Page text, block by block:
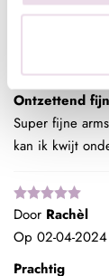
Op
Ontzettend
Super fijne
kan ik kwijt
Door Rachèl
Op 02-04-2024
Prachtig